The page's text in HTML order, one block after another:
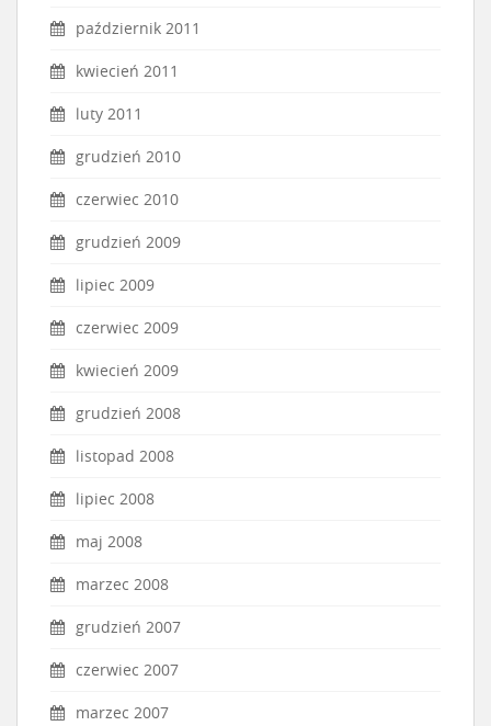
październik 2011
kwiecień 2011
luty 2011
grudzień 2010
czerwiec 2010
grudzień 2009
lipiec 2009
czerwiec 2009
kwiecień 2009
grudzień 2008
listopad 2008
lipiec 2008
maj 2008
marzec 2008
grudzień 2007
czerwiec 2007
marzec 2007